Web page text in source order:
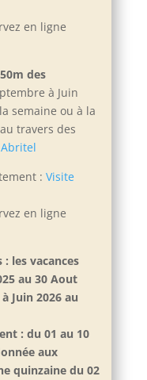
en ligne
des
à Juin
semaine ou à la
au travers des
Abritel
: Visite
en ligne
les vacances
au 30 Aout
Juin 2026 au
: du 01 au 10
aux
quinzaine du 02